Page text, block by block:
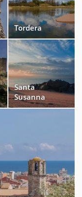
Tordera
Santa
Susanna